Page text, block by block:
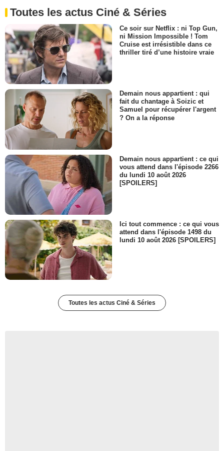
Toutes les actus Ciné & Séries
Ce soir sur Netflix : ni Top Gun,
ni Mission Impossible ! Tom
Cruise est irrésistible dans ce
thriller tiré d’une histoire vraie
Demain nous appartient : qui
fait du chantage à Soizic et
Samuel pour récupérer l'argent
? On a la réponse
Demain nous appartient : ce qui
vous attend dans l'épisode 2266
du lundi 10 août 2026
[SPOILERS]
Ici tout commence : ce qui vous
attend dans l'épisode 1498 du
lundi 10 août 2026 [SPOILERS]
Toutes les actus Ciné & Séries